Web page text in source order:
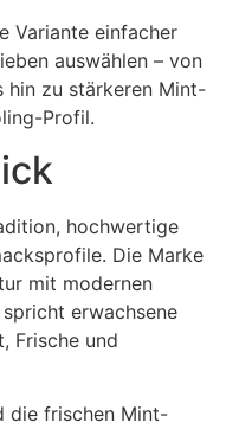
Variante einfacher
auswählen – von
hin zu stärkeren Mint-
Profil.
hochwertige
Die Marke
mit modernen
erwachsene
Frische und
die frischen Mint-